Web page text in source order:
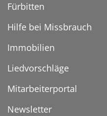
Fürbitten
Hilfe bei Missbrauch
Immobilien
Liedvorschläge
Mitarbeiterportal
Newsletter